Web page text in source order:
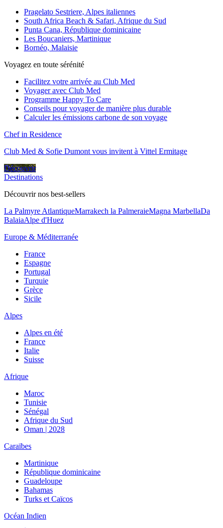
Pragelato Sestriere, Alpes italiennes
South Africa Beach & Safari, Afrique du Sud
Punta Cana, République dominicaine
Les Boucaniers, Martinique
Bornéo, Malaisie
Voyagez en toute sérénité
Facilitez votre arrivée au Club Med
Voyager avec Club Med
Programme Happy To Care
Conseils pour voyager de manière plus durable
Calculer les émissions carbone de son voyage
Chef in Residence
Club Med & Sofie Dumont vous invitent à Vittel Ermitage
Découvrir
Destinations
Découvrir nos best-sellers
La Palmyre AtlantiqueMarrakech la PalmeraieMagna MarbellaDa
BalaiaAlpe d'Huez
Europe & Méditerranée
France
Espagne
Portugal
Turquie
Grèce
Sicile
Alpes
Alpes en été
France
Italie
Suisse
Afrique
Maroc
Tunisie
Sénégal
Afrique du Sud
Oman | 2028
Caraïbes
Martinique
République dominicaine
Guadeloupe
Bahamas
Turks et Caïcos
Océan Indien